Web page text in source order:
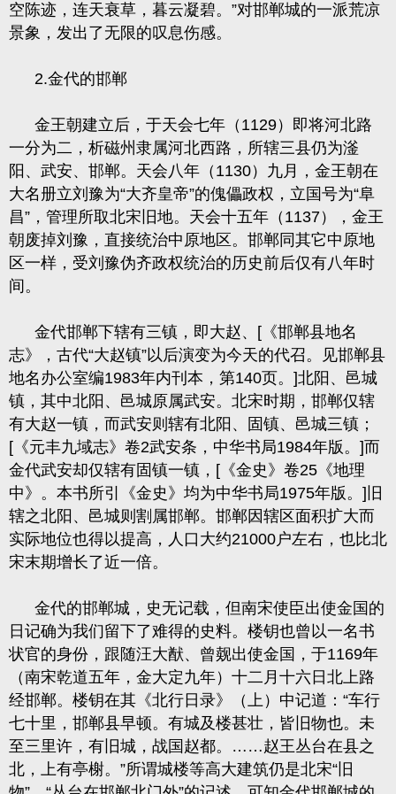
空陈迹，连天衰草，暮云凝碧。”对邯郸城的一派荒凉
景象，发出了无限的叹息伤感。
2.金代的邯郸
金王朝建立后，于天会七年（ 1129）即将河北路
一分为二，析磁州隶属河北西路，所辖三县仍为滏
阳、武安、邯郸。天会八年（ 1130）九月，金王朝在
大名册立刘豫为“大齐皇帝”的傀儡政权，立国号为“阜
昌”，管理所取北宋旧地。天会十五年（ 1137），金王
朝废掉刘豫，直接统治中原地区。邯郸同其它中原地
区一样，受刘豫伪齐政权统治的历史前后仅有八年时
间。
金代邯郸下辖有三镇，即大赵、 [ 《邯郸县地名
志》，古代“大赵镇”以后演变为今天的代召。见邯郸县
地名办公室编1983年内刊本，第140页。 ]北阳、邑城
镇，其中北阳、邑城原属武安。北宋时期，邯郸仅辖
有大赵一镇，而武安则辖有北阳、固镇、邑城三镇；
[ 《元丰九域志》卷2武安条，中华书局1984年版。 ]而
金代武安却仅辖有固镇一镇， [ 《金史》卷25 《地理
中》。本书所引《金史》均为中华书局1975年版。 ] 旧
辖之北阳、邑城则割属邯郸。邯郸因辖区面积扩大而
实际地位也得以提高，人口大约21000户左右，也比北
宋末期增长了近一倍。
金代的邯郸城，史无记载，但南宋使臣出使金国的
日记确为我们留下了难得的史料。楼钥也曾以一名书
状官的身份，跟随汪大猷、曾觌出使金国，于1169年
（南宋乾道五年，金大定九年）十二月十六日北上路
经邯郸。楼钥在其《北行日录》（上）中记道：“车行
七十里，邯郸县早顿。有城及楼甚壮，皆旧物也。未
至三里许，有旧城，战国赵都。……赵王丛台在县之
北，上有亭榭。”所谓城楼等高大建筑仍是北宋“旧